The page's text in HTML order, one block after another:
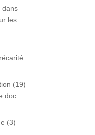
dans
les
(19)
doc
(3)